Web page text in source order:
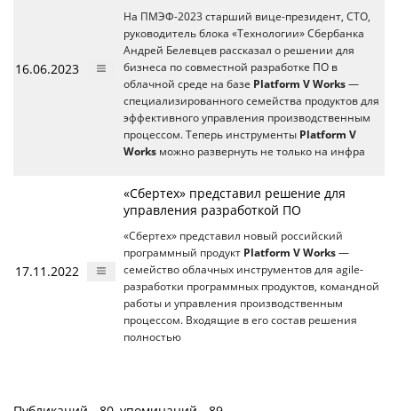
16.06.2023
На ПМЭФ-2023 старший вице-президент, СТО,
руководитель блока «Технологии» Сбербанка
Андрей Белевцев рассказал о решении для
бизнеса по совместной разработке ПО в
облачной среде на базе Platform V Works —
специализированного семейства продуктов для
эффективного управления производственным
процессом. Теперь инструменты Platform V
Works можно развернуть не только на инфра
17.11.2022
«Сбертех» представил решение для
управления разработкой ПО
«Сбертех» представил новый российский
программный продукт Platform V Works —
семейство облачных инструментов для agile-
разработки программных продуктов, командной
работы и управления производственным
процессом. Входящие в его состав решения
полностью